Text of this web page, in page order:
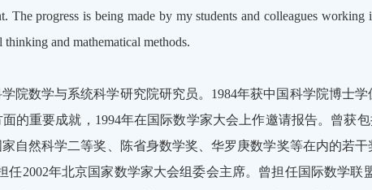
The progress is being made by my students and colleagues
thinking and mathematical methods.
院数学与系统科学研究院研究员。1984年获中国科学院博士
的重要成就，1994年在国际数学家大会上作邀请报告。曾获
自然科学二等奖、陈省身数学奖、华罗庚数学奖等在内的若
任2002年北京国家数学家大会组委会主席。曾担任国际数学联